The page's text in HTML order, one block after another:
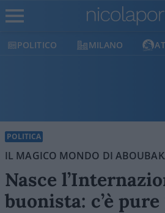
MILANO ATLANTICO
POLITICA
IL MAGICO MONDO DI
Nasce
buonista: c’è